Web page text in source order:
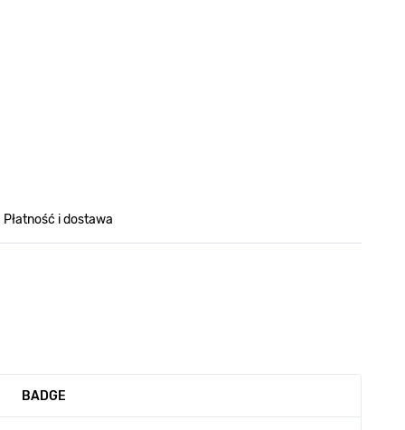
Płatność i dostawa
BADGE